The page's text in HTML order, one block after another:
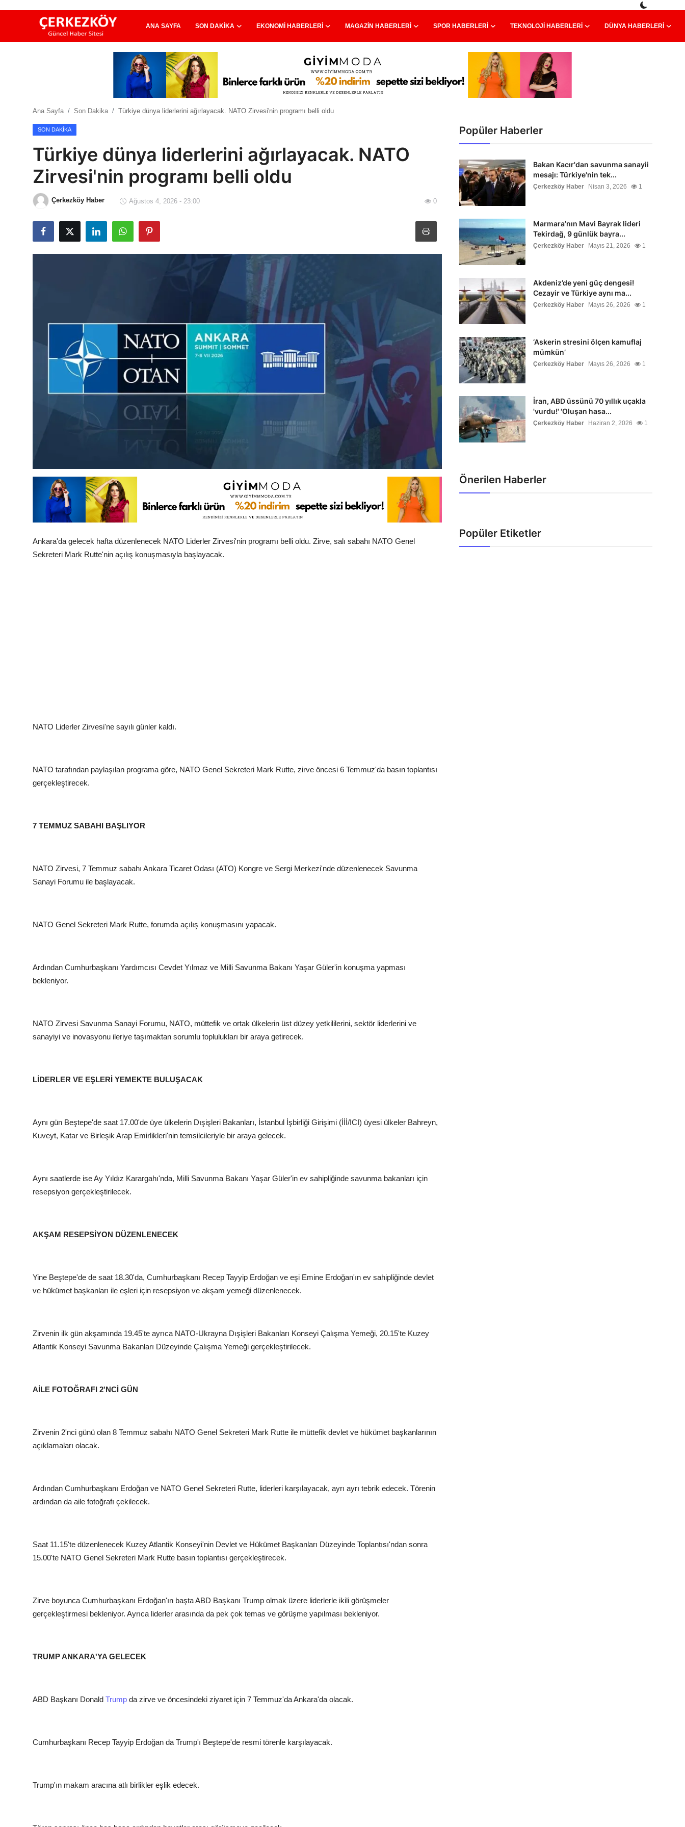
ANA SAYFA SON DAKIKA EKONOMI HABERLERI MAGAZIN HABERLERI SPOR HABERLERI TEKNOLOJI HABERLERI DÜNYA HABERLERI
Ekonomi Haberleri
Teknoloji Haberleri
Çerkezköy
Ana Sayfa Son Dakika Türkiye dünya liderlerini ağırlayacak. NATO Zirvesi'nin programı belli oldu
SON DAKIKA
Türkiye dünya liderlerini ağırlayacak. NATO
Zirvesi'nin programı belli oldu
Çerkezköy Haber Ağustos 4, 2026 - 23:00 0
Ankara'da gelecek hafta düzenlenecek NATO Liderler Zirvesi'nin programı belli oldu. Zirve, salı sabahı NATO Genel
Sekreteri Mark Rutte'nin açılış konuşmasıyla başlayacak.
NATO Liderler Zirvesi'ne sayılı günler kaldı.
NATO tarafından paylaşılan programa göre, NATO Genel Sekreteri Mark Rutte, zirve öncesi 6 Temmuz'da basın toplantısı
gerçekleştirecek.
7 TEMMUZ SABAHI BAŞLIYOR
NATO Zirvesi, 7 Temmuz sabahı Ankara Ticaret Odası (ATO) Kongre ve Sergi Merkezi'nde düzenlenecek Savunma
Sanayi Forumu ile başlayacak.
NATO Genel Sekreteri Mark Rutte, forumda açılış konuşmasını yapacak.
Ardından Cumhurbaşkanı Yardımcısı Cevdet Yılmaz ve Milli Savunma Bakanı Yaşar Güler'in konuşma yapması
bekleniyor.
NATO Zirvesi Savunma Sanayi Forumu, NATO, müttefik ve ortak ülkelerin üst düzey yetkililerini, sektör liderlerini ve
sanayiyi ve inovasyonu ileriye taşımaktan sorumlu toplulukları bir araya getirecek.
LİDERLER VE EŞLERİ YEMEKTE BULUŞACAK
Aynı gün Beştepe'de saat 17.00'de üye ülkelerin Dışişleri Bakanları, İstanbul İşbirliği Girişimi (İİİ/ICI) üyesi ülkeler Bahreyn,
Kuveyt, Katar ve Birleşik Arap Emirlikleri'nin temsilcileriyle bir araya gelecek.
Aynı saatlerde ise Ay Yıldız Karargahı'nda, Milli Savunma Bakanı Yaşar Güler'in ev sahipliğinde savunma bakanları için
resepsiyon gerçekleştirilecek.
AKŞAM RESEPSİYON DÜZENLENECEK
Yine Beştepe'de de saat 18.30'da, Cumhurbaşkanı Recep Tayyip Erdoğan ve eşi Emine Erdoğan'ın ev sahipliğinde devlet
ve hükümet başkanları ile eşleri için resepsiyon ve akşam yemeği düzenlenecek.
Zirvenin ilk gün akşamında 19.45'te ayrıca NATO-Ukrayna Dışişleri Bakanları Konseyi Çalışma Yemeği, 20.15'te Kuzey
Atlantik Konseyi Savunma Bakanları Düzeyinde Çalışma Yemeği gerçekleştirilecek.
AİLE FOTOĞRAFI 2'NCİ GÜN
Zirvenin 2'nci günü olan 8 Temmuz sabahı NATO Genel Sekreteri Mark Rutte ile müttefik devlet ve hükümet başkanlarının
açıklamaları olacak.
Ardından Cumhurbaşkanı Erdoğan ve NATO Genel Sekreteri Rutte, liderleri karşılayacak, ayrı ayrı tebrik edecek. Törenin
ardından da aile fotoğrafı çekilecek.
Saat 11.15'te düzenlenecek Kuzey Atlantik Konseyi'nin Devlet ve Hükümet Başkanları Düzeyinde Toplantısı'ndan sonra
15.00'te NATO Genel Sekreteri Mark Rutte basın toplantısı gerçekleştirecek.
Zirve boyunca Cumhurbaşkanı Erdoğan'ın başta ABD Başkanı Trump olmak üzere liderlerle ikili görüşmeler
gerçekleştirmesi bekleniyor. Ayrıca liderler arasında da pek çok temas ve görüşme yapılması bekleniyor.
TRUMP ANKARA'YA GELECEK
ABD Başkanı Donald Trump da zirve ve öncesindeki ziyaret için 7 Temmuz'da Ankara'da olacak.
Cumhurbaşkanı Recep Tayyip Erdoğan da Trump'ı Beştepe'de resmi törenle karşılayacak.
Trump'ın makam aracına atlı birlikler eşlik edecek.
Popüler Haberler
Bakan Kacır'dan savunma sanayii
mesajı: Türkiye'nin tek...
Çerkezköy Haber Nisan 3, 2026 1
Marmara’nın Mavi Bayrak lideri
Tekirdağ, 9 günlük bayra...
Çerkezköy Haber Mayıs 21, 2026 1
Akdeniz’de yeni güç dengesi!
Cezayir ve Türkiye aynı ma...
Çerkezköy Haber Mayıs 26, 2026 1
‘Askerin stresini ölçen kamuflaj
mümkün’
Çerkezköy Haber Mayıs 26, 2026 1
İran, ABD üssünü 70 yıllık uçakla
'vurdu!' 'Oluşan hasa...
Çerkezköy Haber Haziran 2, 2026 1
Önerilen Haberler
Popüler Etiketler